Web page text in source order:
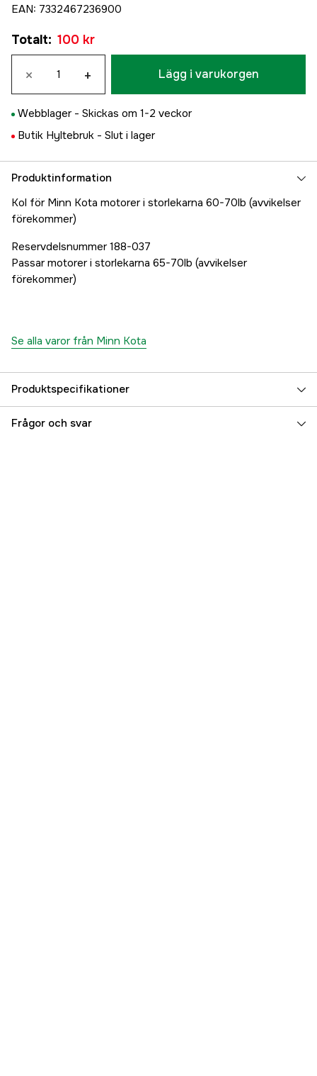
EAN: 7332467236900
Totalt: 100 kr
× + Lägg i varukorgen
Webblager - Skickas om 1-2 veckor
Butik Hyltebruk - Slut i lager
Produktinformation
Kol för Minn Kota motorer i storlekarna 60-70lb (avvikelser
förekommer)
Reservdelsnummer 188-037
Passar motorer i storlekarna 65-70lb (avvikelser
förekommer)
Se alla varor från Minn Kota
Produktspecifikationer
Referensnummer 5000078833
Frågor och svar